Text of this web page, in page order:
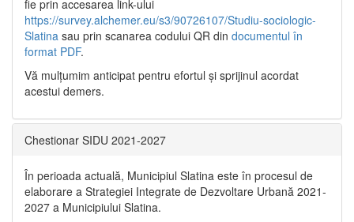
fie prin accesarea link-ului
https://survey.alchemer.eu/s3/90726107/Studiu-sociologic-
Slatina sau prin scanarea codului QR din documentul în
format PDF.
Vă mulţumim anticipat pentru efortul şi sprijinul acordat
acestui demers.
Chestionar SIDU 2021-2027
În perioada actuală, Municipiul Slatina este în procesul de
elaborare a Strategiei Integrate de Dezvoltare Urbană 2021‐
2027 a Municipiului Slatina.